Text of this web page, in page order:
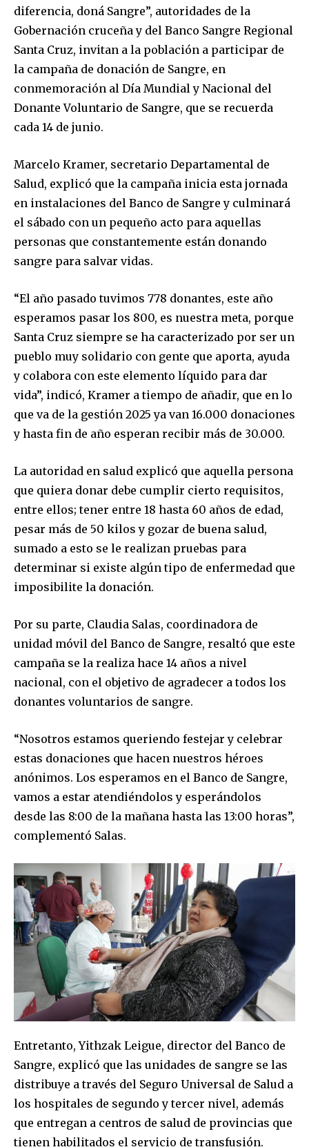
Join our community of
SUBSCRIBERS and be part of the
conversation.
To subscribe, simply enter your email address on our website
or click the subscribe button below. Don't worry, we respect
your privacy and won't spam your inbox. Your information is
safe with us.
SUBSCRIBE
I've read and accept thePrivacy Policy.
diferencia, doná Sangre”, autoridades de la
Gobernación cruceña y del Banco Sangre Regional
Santa Cruz, invitan a la población a participar de
la campaña de donación de Sangre, en
conmemoración al Día Mundial y Nacional del
Donante Voluntario de Sangre, que se recuerda
cada 14 de junio.
Marcelo Kramer, secretario Departamental de
Salud, explicó que la campaña inicia esta jornada
en instalaciones del Banco de Sangre y culminará
el sábado con un pequeño acto para aquellas
personas que constantemente están donando
sangre para salvar vidas.
“El año pasado tuvimos 778 donantes, este año
esperamos pasar los 800, es nuestra meta, porque
Santa Cruz siempre se ha caracterizado por ser un
pueblo muy solidario con gente que aporta, ayuda
y colabora con este elemento líquido para dar
vida”, indicó, Kramer a tiempo de añadir, que en lo
que va de la gestión 2025 ya van 16.000 donaciones
y hasta fin de año esperan recibir más de 30.000.
La autoridad en salud explicó que aquella persona
que quiera donar debe cumplir cierto requisitos,
entre ellos; tener entre 18 hasta 60 años de edad,
pesar más de 50 kilos y gozar de buena salud,
sumado a esto se le realizan pruebas para
determinar si existe algún tipo de enfermedad que
imposibilite la donación.
Por su parte, Claudia Salas, coordinadora de
unidad móvil del Banco de Sangre, resaltó que este
campaña se la realiza hace 14 años a nivel
nacional, con el objetivo de agradecer a todos los
donantes voluntarios de sangre.
“Nosotros estamos queriendo festejar y celebrar
estas donaciones que hacen nuestros héroes
anónimos. Los esperamos en el Banco de Sangre,
vamos a estar atendiéndolos y esperándolos
desde las 8:00 de la mañana hasta las 13:00 horas”,
complementó Salas.
Entretanto, Yithzak Leigue, director del Banco de
Sangre, explicó que las unidades de sangre se las
distribuye a través del Seguro Universal de Salud a
los hospitales de segundo y tercer nivel, además
que entregan a centros de salud de provincias que
tienen habilitados el servicio de transfusión.